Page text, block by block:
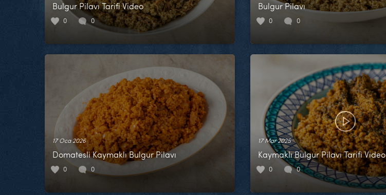
Bulgur Pilavı Tarifi Video
0 0
Bulgur Pilavı
0 0
17 Oca 2026
Domatesli Kaymaklı Bulgur Pilavı
0 0
17 Mar 2025
Kaymaklı Bulgur Pilavı Tarifi Video
0 0